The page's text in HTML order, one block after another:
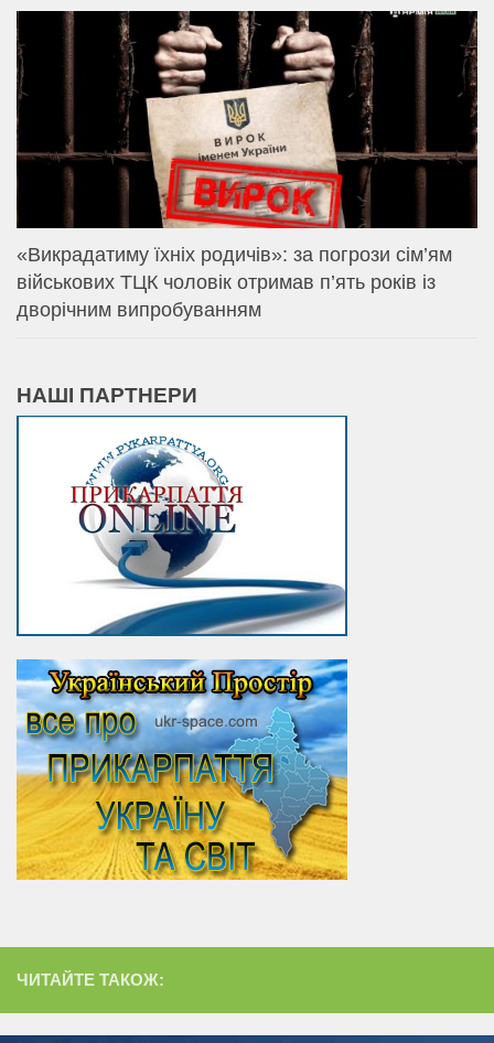
«Викрадатиму їхніх родичів»: за погрози сім’ям
військових ТЦК чоловік отримав п’ять років із
дворічним випробуванням
НАШІ ПАРТНЕРИ
ЧИТАЙТЕ ТАКОЖ: